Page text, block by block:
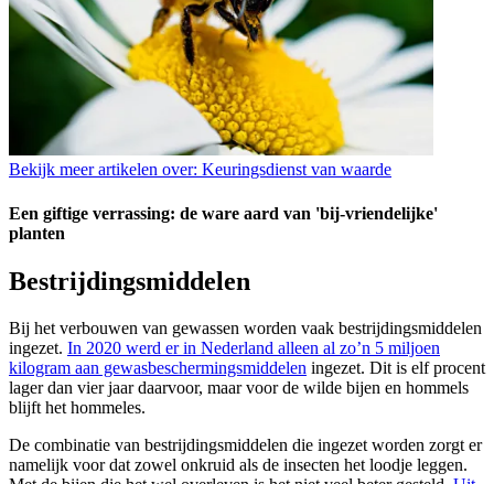
Bekijk meer artikelen over: Keuringsdienst van waarde
Een giftige verrassing: de ware aard van 'bij-vriendelijke'
planten
Bestrijdingsmiddelen
Bij het verbouwen van gewassen worden vaak bestrijdingsmiddelen
ingezet. In 2020 werd er in Nederland alleen al zo’n 5 miljoen
kilogram aan gewasbeschermingsmiddelen ingezet. Dit is elf procent
lager dan vier jaar daarvoor, maar voor de wilde bijen en hommels
blijft het hommeles.
De combinatie van bestrijdingsmiddelen die ingezet worden zorgt er
namelijk voor dat zowel onkruid als de insecten het loodje leggen.